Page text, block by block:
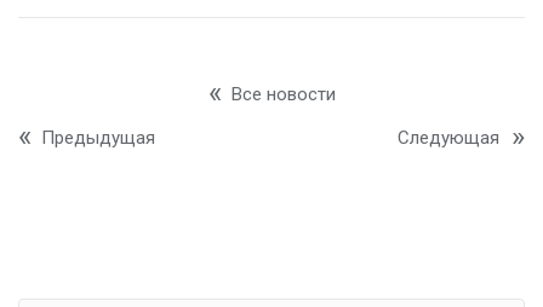
Все новости
Предыдущая
Следующая